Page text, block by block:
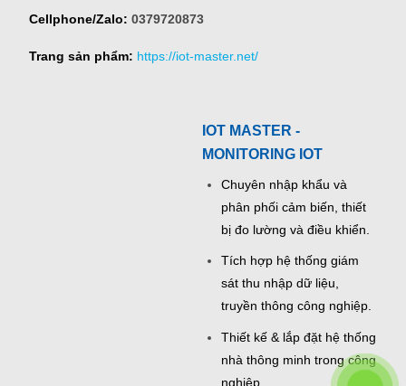
Cellphone/Zalo: 0379720873
Trang sản phẩm: https://iot-master.net/
IOT MASTER -
MONITORING IOT
Chuyên nhập khẩu và
phân phối cảm biến, thiết
bị đo lường và điều khiển.
Tích hợp hệ thống giám
sát thu nhập dữ liệu,
truyền thông công nghiệp.
Thiết kế & lắp đặt hệ thống
nhà thông minh trong công
nghiệp.